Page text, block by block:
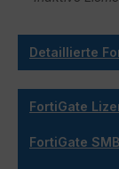
Detaillierte
FortiGate
FortiGate